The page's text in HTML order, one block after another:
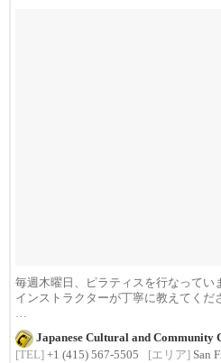
毎週木曜日、ピラティスを行なってい
インストラクターが丁寧に教えてくだ
呼吸と連動し...
Japanese Cultural and
[TEL] +1 (415) 567-5505 [エリア] San